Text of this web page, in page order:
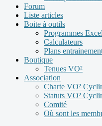
Forum
Liste articles
Boite à outils
Programmes Excel
Calculateurs
Plans
Boutique
Tenues VO²
Association
Charte VO²
Statuts VO²
Comité
Où sont les